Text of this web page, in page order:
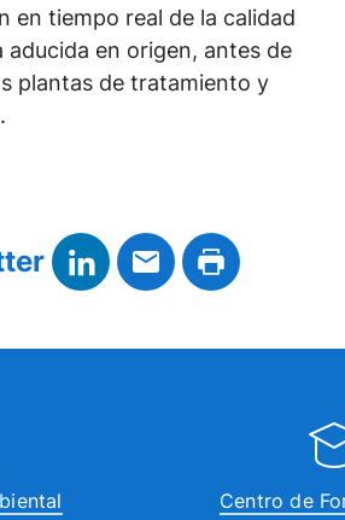
en tiempo real de la calidad
aducida en origen, antes de
plantas de tratamiento y
Centro de